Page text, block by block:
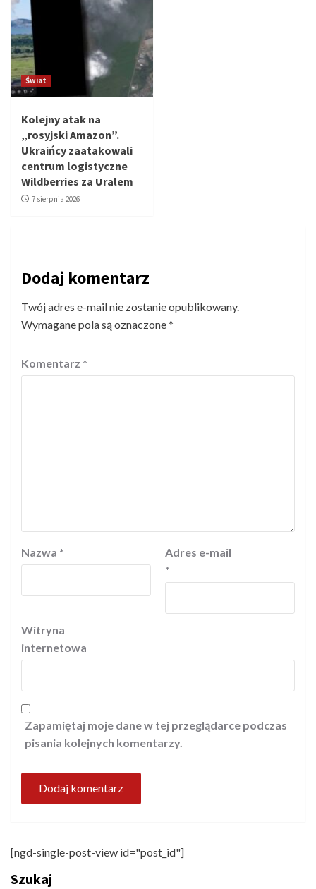
Świat
Kolejny atak na
„rosyjski Amazon”.
Ukraińcy zaatakowali
centrum logistyczne
Wildberries za Uralem
7 sierpnia 2026
Dodaj komentarz
Twój adres e-mail nie zostanie opublikowany.
Wymagane pola są oznaczone*
Komentarz *
Nazwa *
Adres e-mail
*
Witryna
internetowa
Zapamiętaj moje dane w tej przeglądarce podczas
pisania kolejnych komentarzy.
[ngd-single-post-view id="post_id"]
Szukaj